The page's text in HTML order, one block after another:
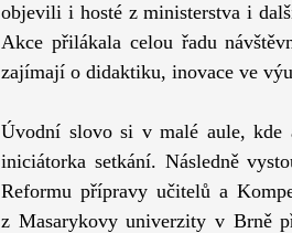
objevili i hosté z ministerstva i
Akce přilákala celou řadu
zajímají o didaktiku, inovace ve
Úvodní slovo si v malé aule, kde
iniciátorka setkání. Následně
Reformu přípravy učitelů a
z Masarykovy univerzity v Brně